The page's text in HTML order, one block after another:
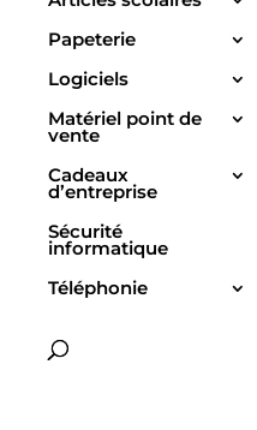
Papeterie
Logiciels
Matériel point de
vente
Cadeaux
d’entreprise
Sécurité
informatique
Téléphonie